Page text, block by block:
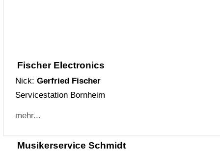
Fischer Electronics
Nick: Gerfried Fischer
Servicestation Bornheim
mehr...
Musikerservice Schmidt